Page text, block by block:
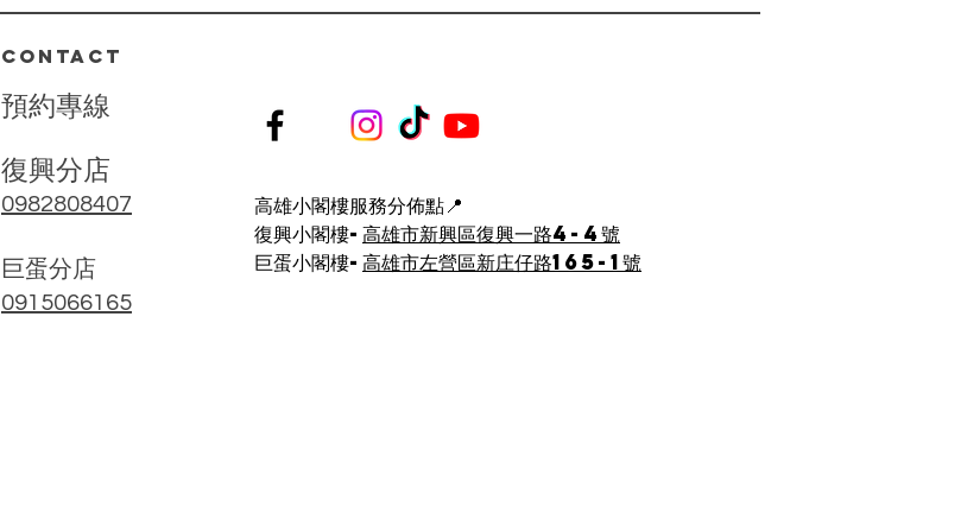
決肌膚屏障受損、深層乾燥、泛紅
深|少女線
CONTACT
預約專線
復興分店
0982808407
​巨蛋分店
0915066165
高雄小閣樓服務分佈點📍
復興小閣樓- 高雄市新興區復興一路4-4號
巨蛋小閣樓- 高雄市左營區新庄仔路165-1號